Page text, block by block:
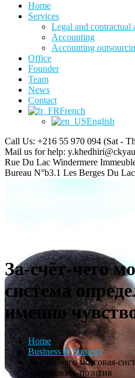
Home
Services
Legal and contractual
Accounting
Accounting
Office
Founder
Team
News
Contact
French
English
Call Us: +216 55 970 094 (Sat -
Mail us for help:
Rue Du Lac Windermere
Bureau N°b3.1 Les Berges Du
За-счёт-чего
система
именно
Home
Business & Strategy
За-счёт-чего мозговая-
чувствовать-позитив